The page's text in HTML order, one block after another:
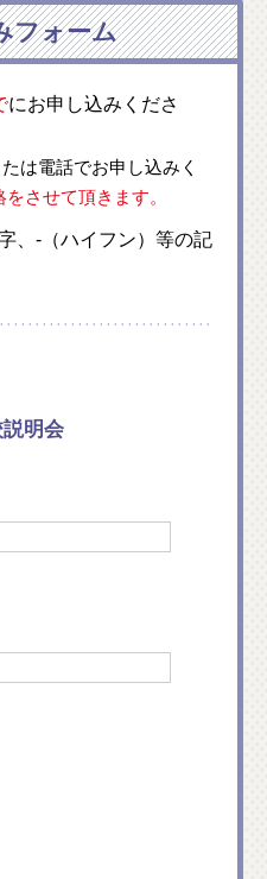
フォーム
にお申し込みくださ
は電話でお申し込みく
させて頂きます。
、-（ハイフン）等の記
明会